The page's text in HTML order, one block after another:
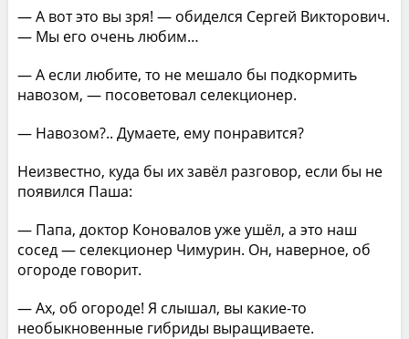
— А вот это вы зря! — обиделся Сергей Викторович.
— Мы его очень любим…
— А если любите, то не мешало бы подкормить
навозом, — посоветовал селекционер.
— Навозом?.. Думаете, ему понравится?
Неизвестно, куда бы их завёл разговор, если бы не
появился Паша:
— Папа, доктор Коновалов уже ушёл, а это наш
сосед — селекционер Чимурин. Он, наверное, об
огороде говорит.
— Ах, об огороде! Я слышал, вы какие-то
необыкновенные гибриды выращиваете.